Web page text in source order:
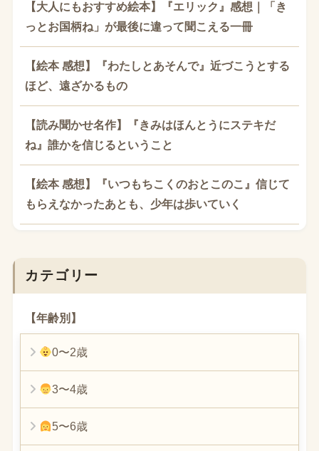
【大人にもおすすめ絵本】『エリック』感想｜「き
っとお国柄ね」が最後に違って聞こえる一冊
【絵本 感想】『わたしとあそんで』近づこうとする
ほど、遠ざかるもの
【読み聞かせ名作】『きみはほんとうにステキだ
ね』誰かを信じるということ
【絵本 感想】『いつもちこくのおとこのこ』信じて
もらえなかったあとも、少年は歩いていく
カテゴリー
【年齢別】
0〜2歳
3〜4歳
5〜6歳